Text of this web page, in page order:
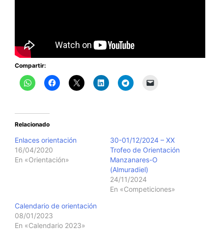
Compartir:
Relacionado
Enlaces orientación
16/04/2020
En «Orientación»
30-01/12/2024 – XX
Trofeo de Orientación
Manzanares-O
(Almuradiel)
24/11/2024
En «Competiciones»
Calendario de orientación
08/01/2023
En «Calendario 2023»